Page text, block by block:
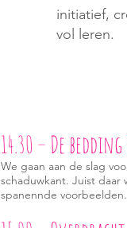
initiatief,
vol leren.
14.30 – De
We gaan aan de slag
schaduwkant. Juist daar
spanennde voorbeelden.​